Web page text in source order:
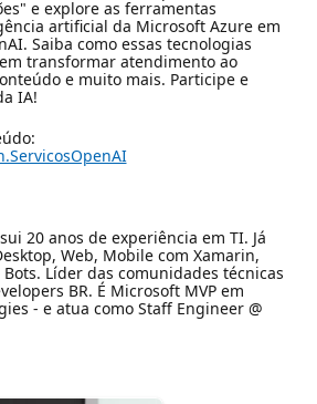
e explore as ferramentas
artificial da Microsoft Azure em
Saiba como essas tecnologias
transformar atendimento ao
e muito mais. Participe e
IA!
20 anos de experiência em TI. Já
Web, Mobile com Xamarin,
Líder das comunidades técnicas
BR. É Microsoft MVP em
- e atua como Staff Engineer @